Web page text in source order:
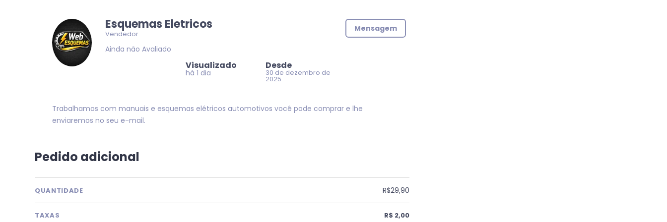
Esquemas Eletricos
Vendedor
Ainda não Avaliado
Visualizado
há 1 dia
Desde
30 de dezembro de
2025
Mensagem
Trabalhamos com manuais e esquemas elétricos automotivos você pode comprar e lhe
enviaremos no seu e-mail.
Pedido adicional
QUANTIDADE R$29,90
TAXAS R$ 2,00